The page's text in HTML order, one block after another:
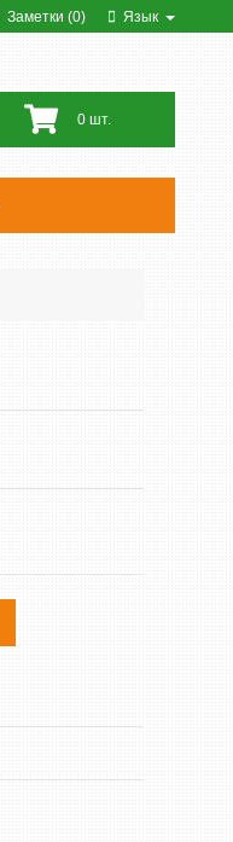
Заметки (0) Язык
0 шт.